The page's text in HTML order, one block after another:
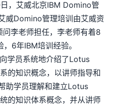
艾威北京IBM Domino管
威Domino管理培训由艾威资
李老师担任，李老师有着8
6年IBM培训经验。
员系统地介绍了Lotus
的知识概念，以讲师指导和
助学员理解和建立Lotus
的知识体系概念，并从讲师